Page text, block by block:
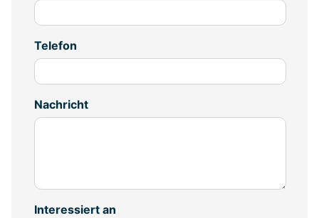
Telefon
Nachricht
Interessiert an